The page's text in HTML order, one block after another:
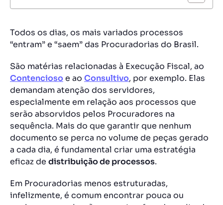
Todos os dias, os mais variados processos
“entram” e “saem” das Procuradorias do Brasil.
São matérias relacionadas à Execução Fiscal, ao
Contenciosoe ao Consultivo, por exemplo. Elas
demandam atenção dos servidores,
especialmente em relação aos processos que
serão absorvidos pelos Procuradores na
sequência. Mais do que garantir que nenhum
documento se perca no volume de peças gerado
a cada dia, é fundamental criar uma estratégia
eficaz de distribuição de processos.
Em Procuradorias menos estruturadas,
infelizmente, é comum encontrar pouca ou